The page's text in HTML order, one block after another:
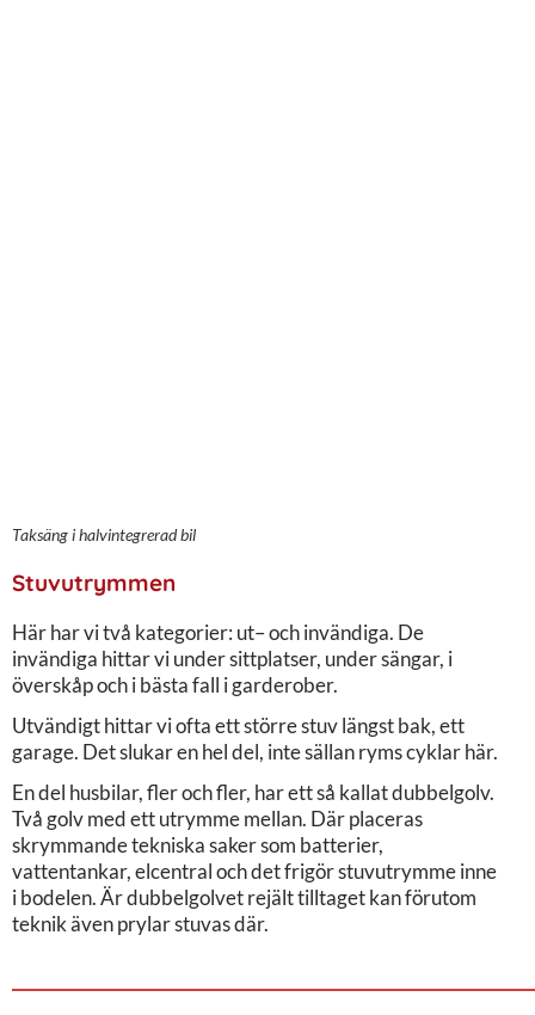
Taksäng i halvintegrerad bil
Stuvutrymmen
Här har vi två kategorier: ut– och invändiga. De
invändiga hittar vi under sittplatser, under sängar, i
överskåp och i bästa fall i garderober.
Utvändigt hittar vi ofta ett större stuv längst bak, ett
garage. Det slukar en hel del, inte sällan ryms cyklar här.
En del husbilar, fler och fler, har ett så kallat dubbelgolv.
Två golv med ett utrymme mellan. Där placeras
skrymmande tekniska saker som batterier,
vattentankar, elcentral och det frigör stuvutrymme inne
i bodelen. Är dubbelgolvet rejält tilltaget kan förutom
teknik även prylar stuvas där.